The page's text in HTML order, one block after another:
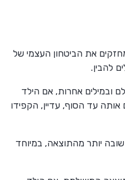
את הביטחון העצמי של
להבין.
ובמילים אחרות, אם הילד
עד הסוף, עדיין, הקפידו
יותר מהתוצאה, במיוחד